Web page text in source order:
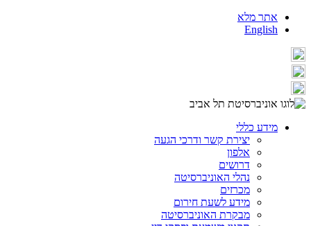
אתר מלא
English
מידע כללי
יצירת קשר ודרכי הגעה
אלפון
דרושים
נהלי האוניברסיטה
מכרזים
מידע לשעת חירום
מבקרת האוניברסיטה